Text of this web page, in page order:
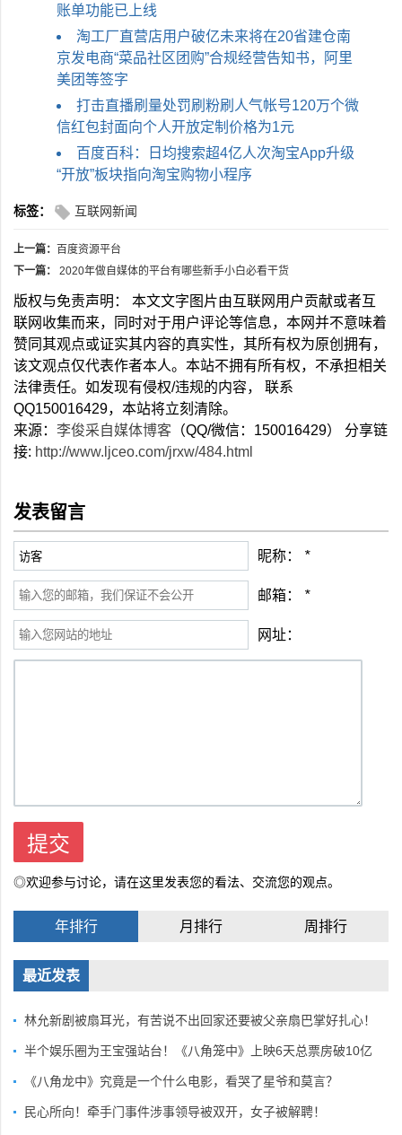
账单功能已上线
淘工厂直营店用户破亿未来将在20省建仓南
京发电商“菜品社区团购”合规经营告知书，阿里
美团等签字
打击直播刷量处罚刷粉刷人气帐号120万个微
信红包封面向个人开放定制价格为1元
百度百科：日均搜索超4亿人次淘宝App升级
“开放”板块指向淘宝购物小程序
标签： 互联网新闻
上一篇：
百度资源平台
下一篇：
2020年做自媒体的平台有哪些新手小白必看干货
版权与免责声明： 本文文字图片由互联网用户贡献或者互
联网收集而来，同时对于用户评论等信息，本网并不意味着
赞同其观点或证实其内容的真实性，其所有权为原创拥有，
该文观点仅代表作者本人。本站不拥有所有权，不承担相关
法律责任。如发现有侵权/违规的内容， 联系
QQ150016429，本站将立刻清除。
来源： 李俊采自媒体博客 （QQ/微信：150016429） 分享链
接: http://www.ljceo.com/jrxw/484.html
发表留言
昵称： *
邮箱： *
网址：
◎欢迎参与讨论，请在这里发表您的看法、交流您的观点。
年排行 月排行 周排行
最近发表
林允新剧被扇耳光，有苦说不出回家还要被父亲扇巴掌好扎心！
半个娱乐圈为王宝强站台！《八角笼中》上映6天总票房破10亿
《八角龙中》究竟是一个什么电影，看哭了星爷和莫言？
民心所向！牵手门事件涉事领导被双开，女子被解聘！